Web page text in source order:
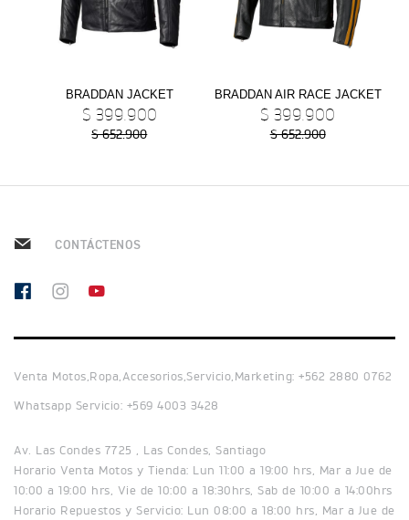
Precio desde $12.190.000
SCRAMBLER 900
Precio desde $12.690.000
Precio desde $13.390.000
Precio desde $13.690.000
BRADDAN JACKET
$ 399.900
$ 652.900
BRADDAN AIR RACE JACKET
$ 399.900
$ 652.900
CONTÁCTENOS
Venta Motos,Ropa,Accesorios,Servicio,Marketing: +562 2880 0762
Whatsapp Servicio: +569 4003 3428
Av. Las Condes 7725 , Las Condes, Santiago
Horario Venta Motos y Tienda: Lun 11:00 a 19:00 hrs, Mar a Jue de
10:00 a 19:00 hrs, Vie de 10:00 a 18:30hrs, Sab de 10:00 a 14:00hrs
Horario Repuestos y Servicio: Lun 08:00 a 18:00 hrs, Mar a Jue de